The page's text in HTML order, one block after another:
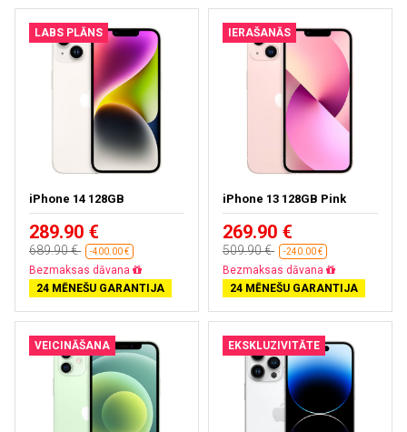
LABS PLĀNS
iPhone 14 128GB
289.90 €
689.90 € -400.00 €
Bezmaksas dāvana
24 MĒNEŠU GARANTIJA
IERAŠANĀS
iPhone 13 128GB Pink
269.90 €
509.90 € -240.00 €
Bezmaksas dāvana
24 MĒNEŠU GARANTIJA
VEICINĀŠANA EKSKLUZIVITĀTE